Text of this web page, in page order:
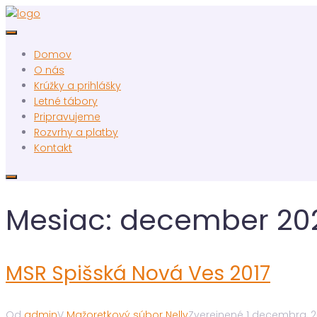
Domov
O nás
Krúžky a prihlášky
Letné tábory
Pripravujeme
Rozvrhy a platby
Kontakt
Mesiac: december
MSR Spišská Nová Ves 2017